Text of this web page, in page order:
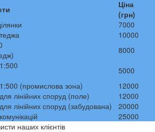
Ціна
(грн)
7000
10000
8000
5000
(промислова зона)
12000
лінійних споруд (поле)
12000
лінійних споруд (забудована)
20000
25000
наших клієнтів